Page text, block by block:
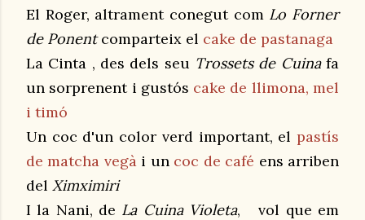
El Roger, altrament conegut com Lo Forner
de Ponentcomparteix el cake de pastanaga
La Cinta , des dels seu Trossets de Cuinafa
un sorprenent i gustós cake de llimona, mel
i timó
Un coc d'un color verd important, el pastís
de matcha vegài uncoc de café ens arriben
del Ximximiri
I la Nani, de La Cuina Violeta, vol que em